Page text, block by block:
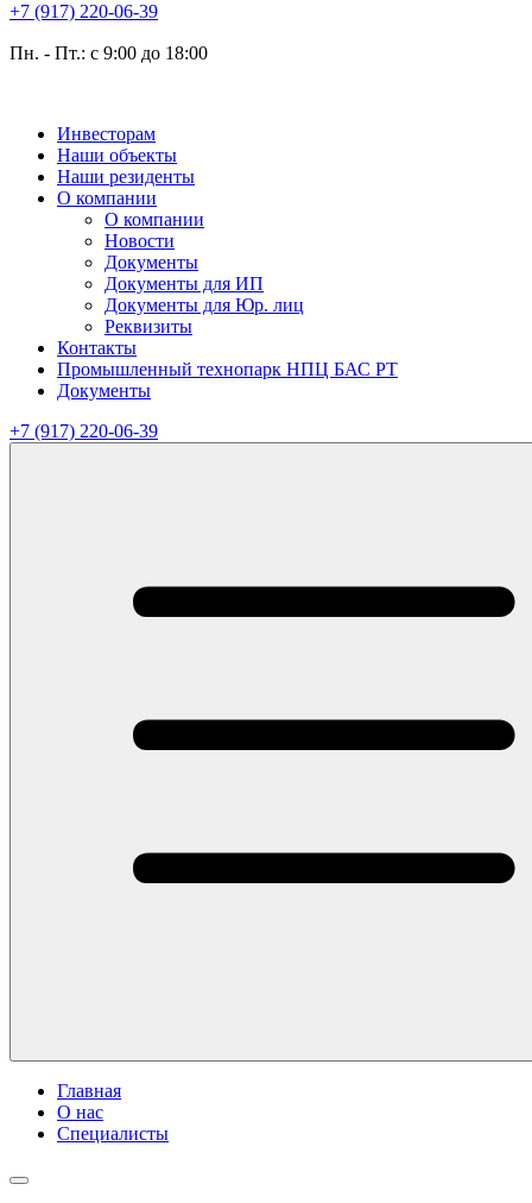
+7 (917) 220-06-39
Пн. - Пт.: с 9:00 до 18:00
Инвесторам
Наши объекты
Наши резиденты
О компании
О компании
Новости
Документы
Документы для ИП
Документы для Юр. лиц
Реквизиты
Контакты
Промышленный технопарк НПЦ БАС РТ
Документы
+7 (917) 220-06-39
Главная
О нас
Специалисты